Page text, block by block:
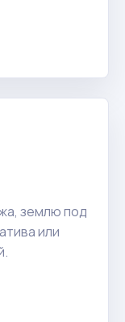
землю под
или